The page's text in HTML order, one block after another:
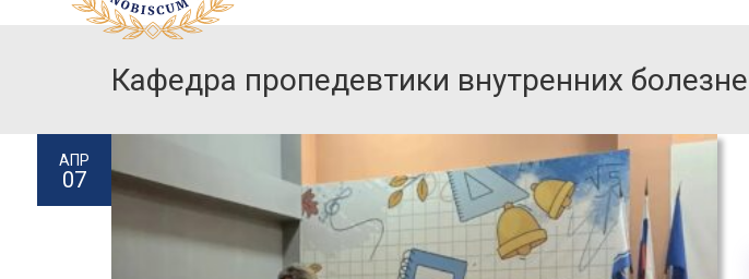
Кафедра пропедевтики внутренних
АПР
07